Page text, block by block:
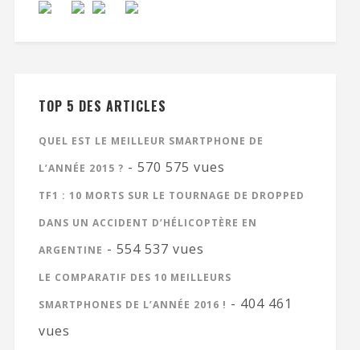
TOP 5 DES ARTICLES
QUEL EST LE MEILLEUR SMARTPHONE DE
L’ANNÉE 2015 ? - 570 575 vues
TF1 : 10 MORTS SUR LE TOURNAGE DE DROPPED
DANS UN ACCIDENT D’HÉLICOPTÈRE EN
ARGENTINE - 554 537 vues
LE COMPARATIF DES 10 MEILLEURS
SMARTPHONES DE L’ANNÉE 2016 ! - 404 461
vues